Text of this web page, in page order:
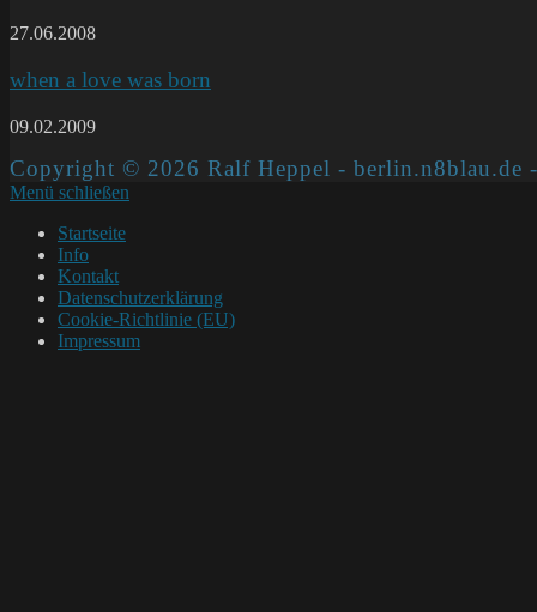
27.06.2008
when a love was born
09.02.2009
Copyright © 2026 Ralf Heppel - berlin.n8blau.de
Menü schließen
Startseite
Info
Kontakt
Datenschutzerklärung
Cookie-Richtlinie (EU)
Impressum